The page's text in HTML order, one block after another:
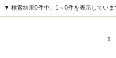
キッズルーム
安い デート
▼ 検索結果0件中、1～0件を表示していま
1